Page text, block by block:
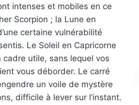
intenses et mobiles en ce
Scorpion ; la Lune en
certaine vulnérabilité
Le Soleil en Capricorne
utile, sans lequel vos
vous déborder. Le carré
un voile de mystère
difficile à lever sur l’instant.